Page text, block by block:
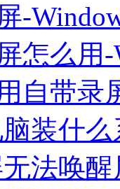
-
怎么用
自带录
装什
法唤